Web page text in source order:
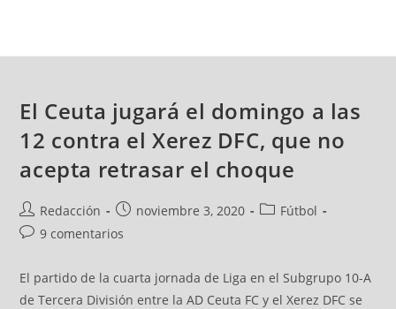
El Ceuta jugará el domingo a las
12 contra el Xerez DFC, que no
acepta retrasar el choque
Redacción noviembre 3, 2020
Fútbol
9 comentarios
El partido de la cuarta jornada de Liga en el Subgrupo 10-A
de Tercera División entre la AD Ceuta FC y el Xerez DFC se